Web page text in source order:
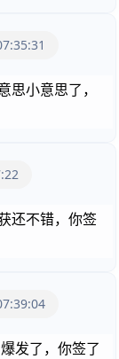
小意思了，
还不错，你签
发了，你签了